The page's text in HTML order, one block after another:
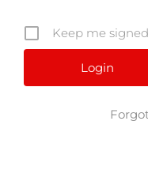
Keep me